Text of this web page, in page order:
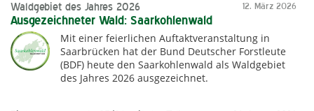
12. März 2026
Waldgebiet des Jahres 2026
Ausgezeichneter Wald: Saarkohlenwald
Mit einer feierlichen Auftaktveranstaltung in
Saarbrücken hat der Bund Deutscher Forstleute
(BDF) heute den Saarkohlenwald als Waldgebiet
des Jahres 2026 ausgezeichnet.